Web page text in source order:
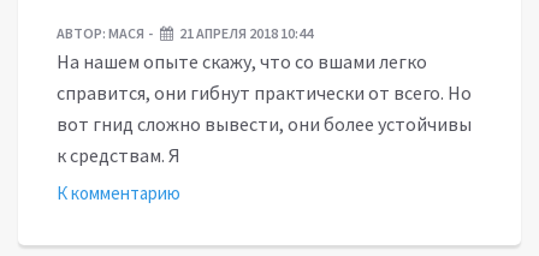
АВТОР: МАСЯ 21 АПРЕЛЯ 2018 10:44
На нашем опыте скажу, что со вшами легко
справится, они гибнут практически от всего. Но
вот гнид сложно вывести, они более устойчивы
к средствам. Я
К комментарию